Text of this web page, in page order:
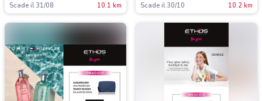
Scade il 31/08 10.1 km Scade il 30/10 10.2 km